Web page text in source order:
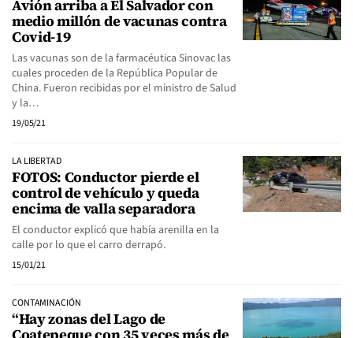
Avión arriba a El Salvador con
medio millón de vacunas contra
Covid-19
Las vacunas son de la farmacéutica Sinovac las
cuales proceden de la República Popular de
China. Fueron recibidas por el ministro de Salud
y la…
19/05/21
LA LIBERTAD
FOTOS: Conductor pierde el
control de vehículo y queda
encima de valla separadora
El conductor explicó que había arenilla en la
calle por lo que el carro derrapó.
15/01/21
CONTAMINACIÓN
“Hay zonas del Lago de